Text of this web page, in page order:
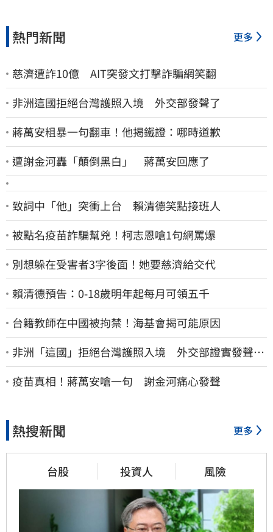
熱門新聞 更多
慈濟遭詐10億 AIT突發文打擊詐騙網笑翻
非洲這國拒絕台灣護照入境 外交部發聲了
蔣萬安粗暴一句翻車！他揭鐵證：哪時道歉
遭謝金河轟「顛倒黑白」 蔣萬安回應了
致詞中「他」突衝上台 賴清德笑點接班人
被點名疫苗詐騙幫兇！柯志恩嗆1句網罵爆
別想躲在受害者3字後面！她要慈濟給交代
賴清德預告：0-18歲明年起每月可領五千
台籍教師在中國被拘禁！海基會揭可能原因
非洲「這國」拒絕台灣護照入境 外交部證實發聲
了：持續交涉聯繫
疫苗真相！蔣萬安嗆一句 謝金河痛心發聲
熱搜新聞 更多
台股 投資人 風險